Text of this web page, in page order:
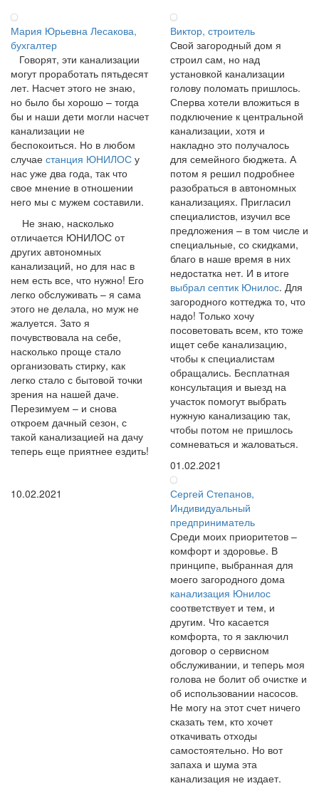
Мария Юрьевна Лесакова,
бухгалтер
Говорят, эти канализации
могут проработать пятьдесят
лет. Насчет этого не знаю,
но было бы хорошо – тогда
бы и наши дети могли насчет
канализации не
беспокоиться. Но в любом
случае станция ЮНИЛОС у
нас уже два года, так что
свое мнение в отношении
него мы с мужем составили.
Не знаю, насколько
отличается ЮНИЛОС от
других автономных
канализаций, но для нас в
нем есть все, что нужно! Его
легко обслуживать – я сама
этого не делала, но муж не
жалуется. Зато я
почувствовала на себе,
насколько проще стало
организовать стирку, как
легко стало с бытовой точки
зрения на нашей даче.
Перезимуем – и снова
откроем дачный сезон, с
такой канализацией на дачу
теперь еще приятнее ездить!
10.02.2021
Виктор, строитель
Свой загородный дом я
строил сам, но над
установкой канализации
голову поломать пришлось.
Сперва хотели вложиться в
подключение к центральной
канализации, хотя и
накладно это получалось
для семейного бюджета. А
потом я решил подробнее
разобраться в автономных
канализациях. Пригласил
специалистов, изучил все
предложения – в том числе и
специальные, со скидками,
благо в наше время в них
недостатка нет. И в итоге
выбрал септик Юнилос. Для
загородного коттеджа то, что
надо! Только хочу
посоветовать всем, кто тоже
ищет себе канализацию,
чтобы к специалистам
обращались. Бесплатная
консультация и выезд на
участок помогут выбрать
нужную канализацию так,
чтобы потом не пришлось
сомневаться и жаловаться.
01.02.2021
Сергей Степанов,
Индивидуальный
предприниматель
Среди моих приоритетов –
комфорт и здоровье. В
принципе, выбранная для
моего загородного дома
канализация Юнилос
соответствует и тем, и
другим. Что касается
комфорта, то я заключил
договор о сервисном
обслуживании, и теперь моя
голова не болит об очистке и
об использовании насосов.
Не могу на этот счет ничего
сказать тем, кто хочет
откачивать отходы
самостоятельно. Но вот
запаха и шума эта
канализация не издает.